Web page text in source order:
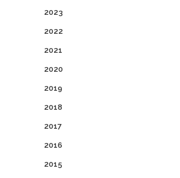
2023
2022
2021
2020
2019
2018
2017
2016
2015